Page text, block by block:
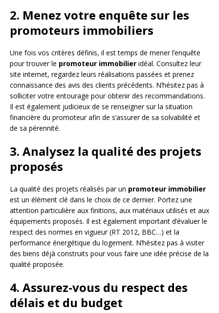
2. Menez votre enquête sur les
promoteurs immobiliers
Une fois vos critères définis, il est temps de mener l’enquête
pour trouver le promoteur immobilier idéal. Consultez leur
site internet, regardez leurs réalisations passées et prenez
connaissance des avis des clients précédents. N’hésitez pas à
solliciter votre entourage pour obtenir des recommandations.
Il est également judicieux de se renseigner sur la situation
financière du promoteur afin de s’assurer de sa solvabilité et
de sa pérennité.
3. Analysez la qualité des projets
proposés
La qualité des projets réalisés par un promoteur immobilier
est un élément clé dans le choix de ce dernier. Portez une
attention particulière aux finitions, aux matériaux utilisés et aux
équipements proposés. Il est également important d’évaluer le
respect des normes en vigueur (RT 2012, BBC…) et la
performance énergétique du logement. N’hésitez pas à visiter
des biens déjà construits pour vous faire une idée précise de la
qualité proposée.
4. Assurez-vous du respect des
délais et du budget